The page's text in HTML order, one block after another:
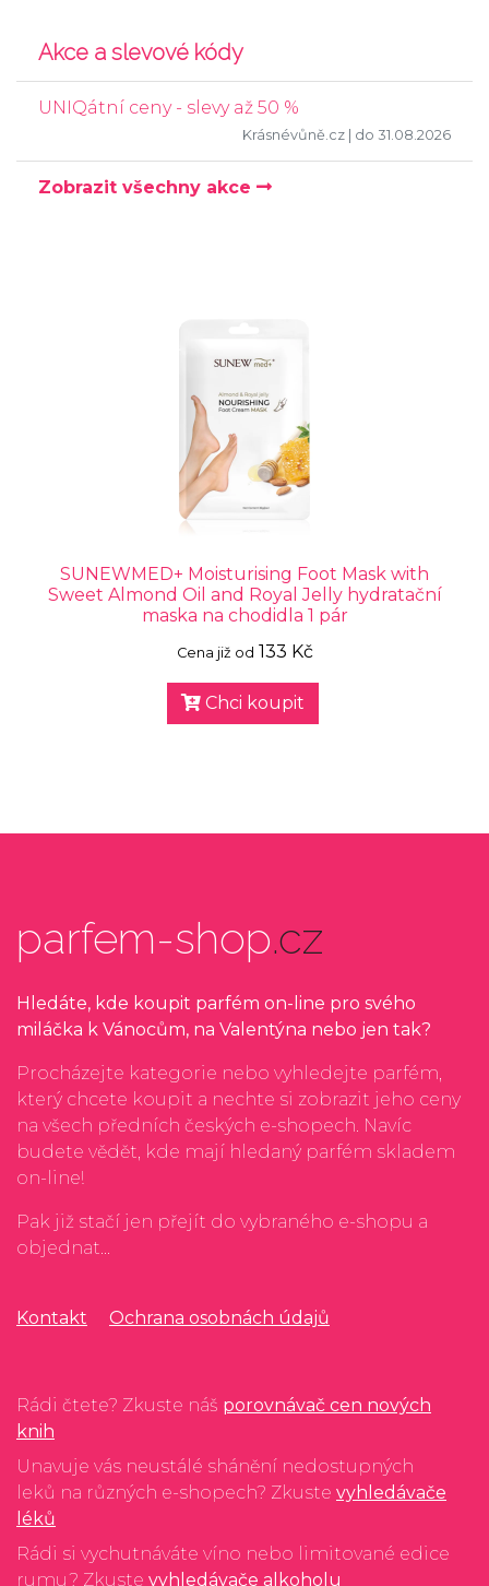
Akce a slevové kódy
UNIQátní ceny - slevy až 50 %
Krásnévůně.cz | do 31.08.2026
Zobrazit všechny akce
SUNEWMED+ Moisturising Foot Mask with
Sweet Almond Oil and Royal Jelly hydratační
maska na chodidla 1 pár
Cena již od 133 Kč
Chci koupit
parfem-shop.cz
Hledáte, kde koupit parfém on-line pro svého
miláčka k Vánocům, na Valentýna nebo jen tak?
Procházejte kategorie nebo vyhledejte parfém,
který chcete koupit a nechte si zobrazit jeho ceny
na všech předních českých e-shopech. Navíc
budete vědět, kde mají hledaný parfém skladem
on-line!
Pak již stačí jen přejít do vybraného e-shopu a
objednat...
Kontakt Ochrana osobnách údajů
Rádi čtete? Zkuste náš porovnávač cen nových
knih
Unavuje vás neustálé shánění nedostupných
leků na různých e-shopech? Zkuste vyhledávače
léků
Rádi si vychutnáváte víno nebo limitované edice
rumu? Zkuste vyhledávače alkoholu